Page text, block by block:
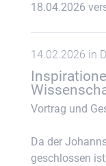
18.04.2026
14.02.2026 in
Vortrag und
Da der
geschlossen